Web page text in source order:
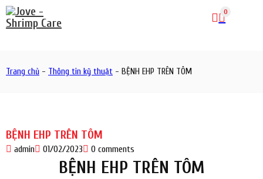
0
Trang chủ - Thông tin kỹ thuật - BỆNH EHP TRÊN TÔM
BỆNH EHP TRÊN TÔM
admin 01/02/2023 0 comments
BỆNH EHP TRÊN TÔM